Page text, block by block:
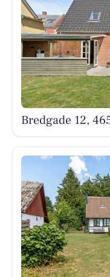
Bredgade 12,